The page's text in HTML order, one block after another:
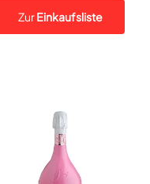
ZurEinkaufsliste